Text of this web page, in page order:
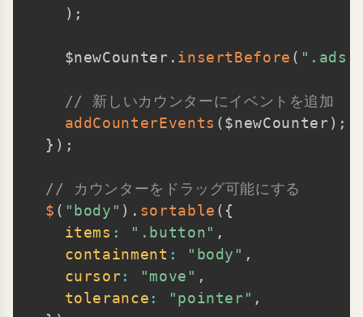
) ;
    $newCounter
. insertBefore ( ".ads-
// 新しいカウンターにイベントを追加
addCounterEvents ($newCounter) ;
} ) ;
// カウンターをドラッグ可能にする
$ ( "body" ) . sortable ( {
items : ".button" ,
containment : "body" ,
cursor: "move" ,
tolerance : "pointer" ,